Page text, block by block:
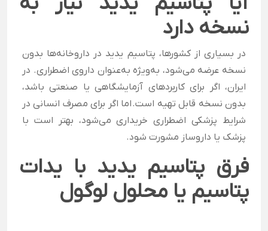
نسخه دارد
در بسیاری از کشورها، پتاسیم یدید در داروخانه‌ها بدون
نسخه عرضه می‌شود، به‌ویژه به‌عنوان داروی اضطراری. در
ایران، اگر برای کاربردهای آزمایشگاهی یا صنعتی باشد،
بدون نسخه قابل تهیه است. اما اگر برای مصرف انسانی در
شرایط پزشکی اضطراری خریداری می‌شود، بهتر است با
پزشک یا داروساز مشورت شود.
فرق پتاسیم یدید با یدات
پتاسیم یا محلول لوگول